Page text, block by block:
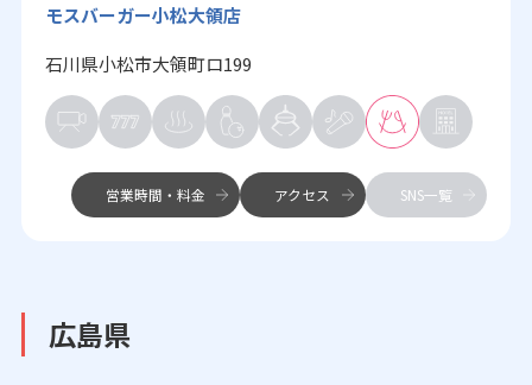
モスバーガー小松大領店
石川県小松市大領町ロ199
営業時間・料金 アクセス SNS一覧
広島県